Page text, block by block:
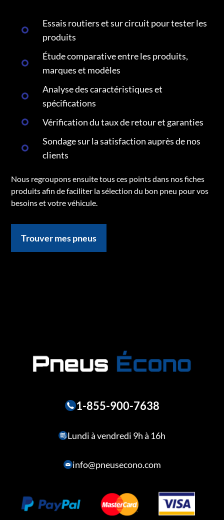
Essais routiers et sur circuit pour tester les
produits
Étude comparative entre les produits,
marques et modèles
Analyse des caractéristiques et
spécifications
Vérification du taux de retour et garanties
Sondage sur la satisfaction auprès de nos
clients
Nous regroupons ensuite tous ces points dans nos fiches
produits afin de faciliter la sélection du bon pneu pour vos
besoins et votre véhicule.
Trouver mes pneus
1-855-900-7638
Lundi à vendredi 9h à 16h
info@pneusecono.com